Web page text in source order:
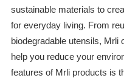
sustainable materials to
for everyday living. From
biodegradable utensils, Mrli
help you reduce your
features of Mrli products is